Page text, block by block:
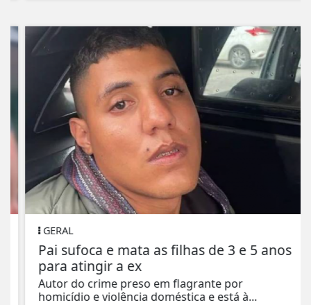
GERAL
Pai sufoca e mata as filhas de 3 e 5 anos
para atingir a ex
Autor do crime preso em flagrante por
homicídio e violência doméstica e está à...